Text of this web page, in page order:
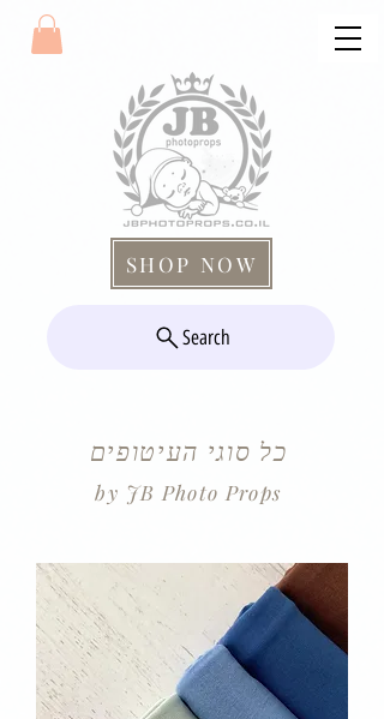
SHOP NOW
Search
כל סוגי העיטופים
by JB Photo Props